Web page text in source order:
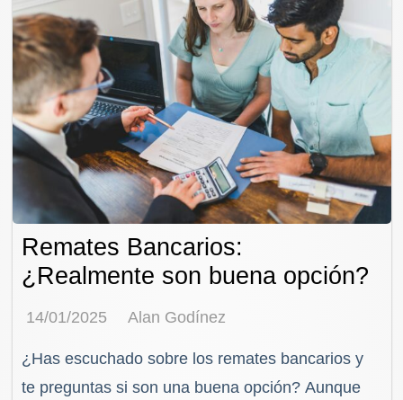
Remates Bancarios:
¿Realmente son buena opción?
14/01/2025 Alan Godínez
¿Has escuchado sobre los remates bancarios y
te preguntas si son una buena opción? Aunque